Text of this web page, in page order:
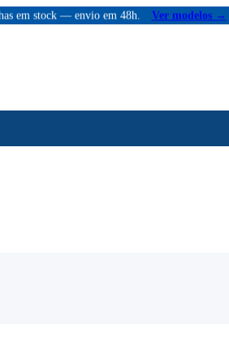
em stock — envio em 48h. Ver modelos →